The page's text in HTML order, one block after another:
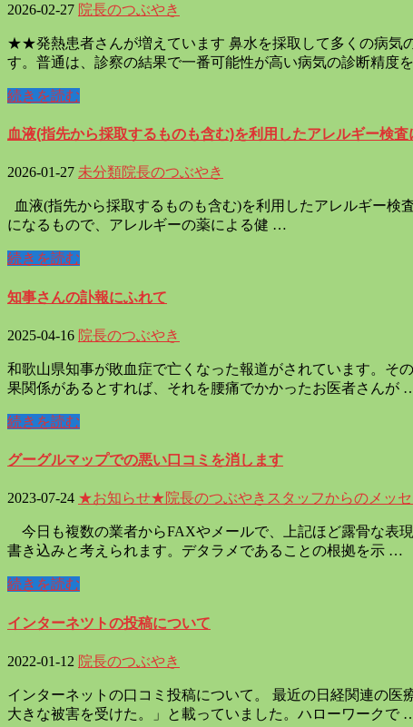
2026-02-27 院長のつぶやき
★★発熱患者さんが増えています 鼻水を採取して多くの病気
す。普通は、診察の結果で一番可能性が高い病気の診断精度
続きを読む
血液(指先から採取するものも含む)を利用したアレルギー検査
2026-01-27 未分類院長のつぶやき
血液(指先から採取するものも含む)を利用したアレルギー
になるもので、アレルギーの薬による健 …
続きを読む
知事さんの訃報にふれて
2025-04-16 院長のつぶやき
和歌山県知事が敗血症で亡くなった報道がされています。そ
果関係があるとすれば、それを腰痛でかかったお医者さんが
続きを読む
グーグルマップでの悪い口コミを消します
2023-07-24 ★お知らせ★院長のつぶやき スタッフからのメッ
今日も複数の業者からFAXやメールで、上記ほど露骨な表
書き込みと考えられます。デタラメであることの根拠を示 …
続きを読む
インターネツトの投稿について
2022-01-12 院長のつぶやき
インターネットの口コミ投稿について。 最近の日経関連の
大きな被害を受けた。」と載っていました。ハローワークで